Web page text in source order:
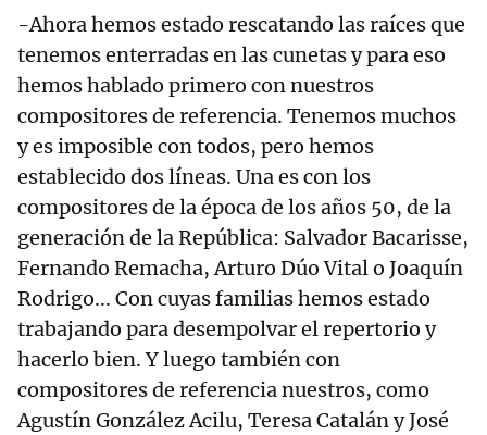
-Ahora hemos estado rescatando las raíces que
tenemos enterradas en las cunetas y para eso
hemos hablado primero con nuestros
compositores de referencia. Tenemos muchos
y es imposible con todos, pero hemos
establecido dos líneas. Una es con los
compositores de la época de los años 50, de la
generación de la República: Salvador Bacarisse,
Fernando Remacha, Arturo Dúo Vital o Joaquín
Rodrigo... Con cuyas familias hemos estado
trabajando para desempolvar el repertorio y
hacerlo bien. Y luego también con
compositores de referencia nuestros, como
Agustín González Acilu, Teresa Catalán y José